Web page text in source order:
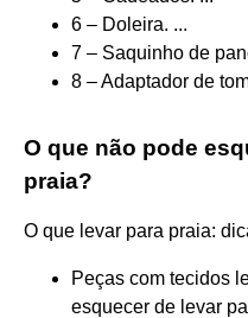
6 – Doleira. ...
7 – Saquinho de
8 – Adaptador de
O que não pode
praia?
O que levar para praia:
Peças com tecidos
esquecer de levar